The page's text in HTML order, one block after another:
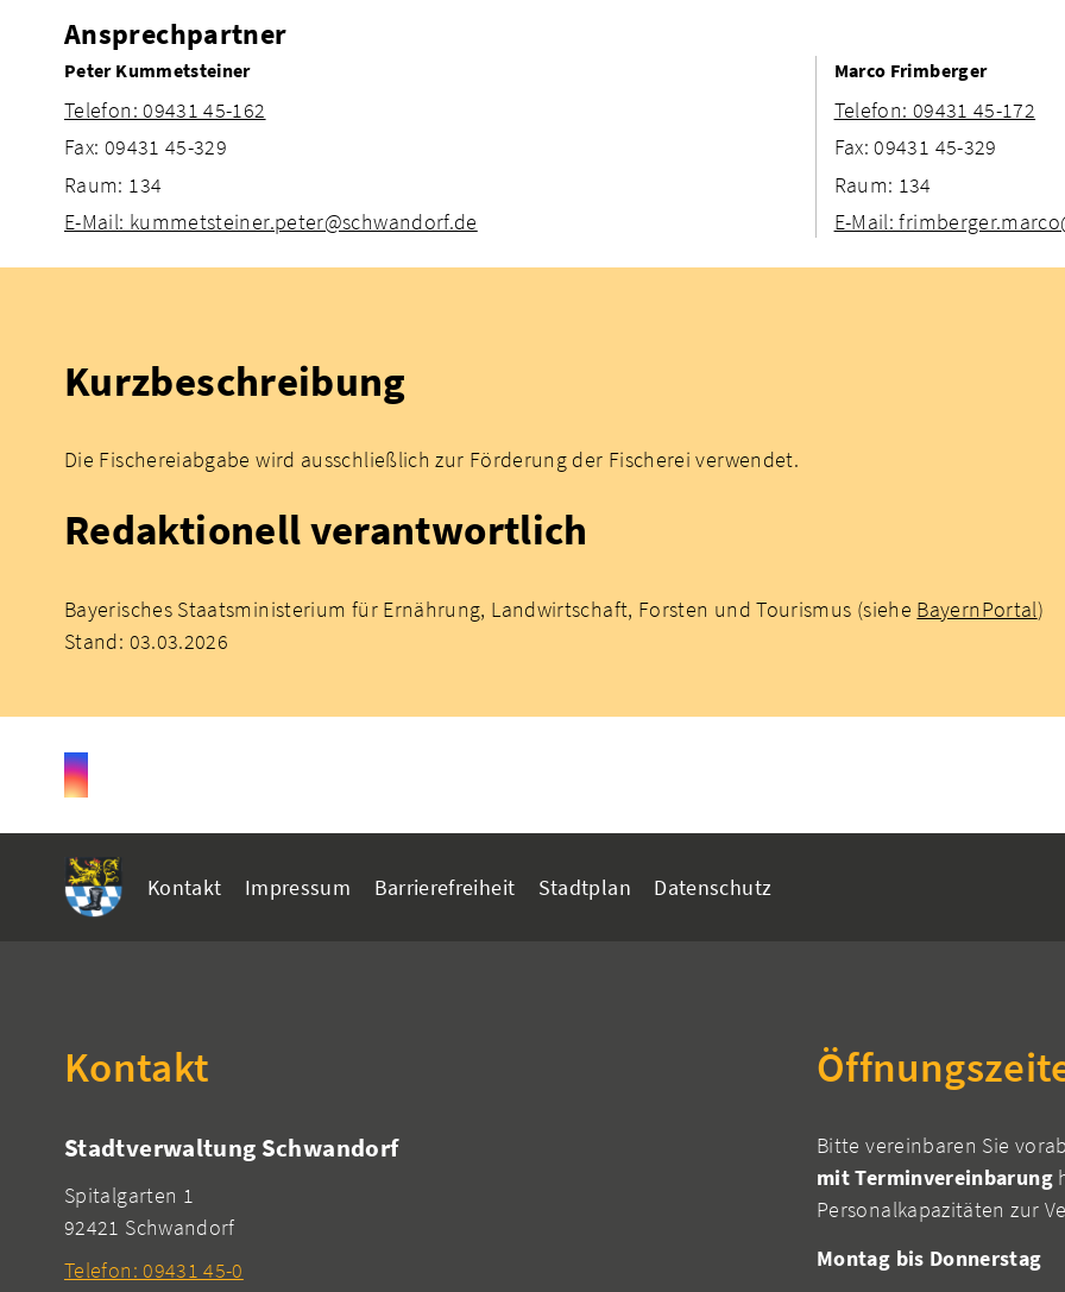
Ansprechpartner
Peter Kummetsteiner
Telefon: 09431 45-162
Fax: 09431 45-329
Raum: 134
E-Mail: kummetsteiner.peter@schwandorf.de
Marco Frimberger
Telefon: 09431 45-172
Fax: 09431 45-329
Raum: 134
E-Mail:
Kurzbeschreibung
Die Fischereiabgabe wird ausschließlich zur Förderung der Fischerei verwendet.
Redaktionell verantwortlich
Bayerisches Staatsministerium für Ernährung, Landwirtschaft, Forsten und Tourismus (siehe BayernPortal)
Stand: 03.03.2026
Kontakt Impressum Barrierefreiheit Stadtplan Datenschutz
Kontakt
Stadtverwaltung Schwandorf
Spitalgarten 1
92421 Schwandorf
Telefon: 09431 45-0
Bitte vereinbaren Sie
mit Terminvereinbarung
Personalkapazitäten zur
Montag bis Donnerstag